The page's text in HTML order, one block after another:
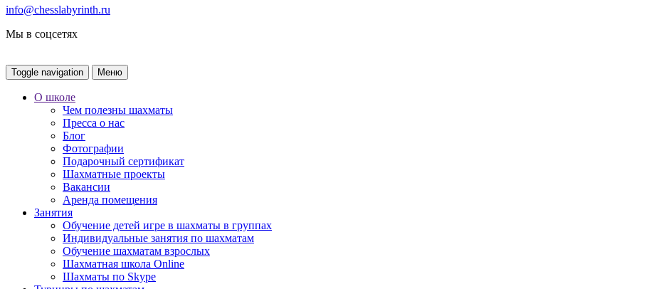
info@chesslabyrinth.ru
Мы в соцсетях
Toggle navigation Меню
О школе
Чем полезны шахматы
Пресса о нас
Блог
Фотографии
Подарочный сертификат
Шахматные проекты
Вакансии
Аренда помещения
Занятия
Обучение детей игре в шахматы в группах
Индивидуальные занятия по шахматам
Обучение шахматам взрослых
Шахматная школа Online
Шахматы по Skype